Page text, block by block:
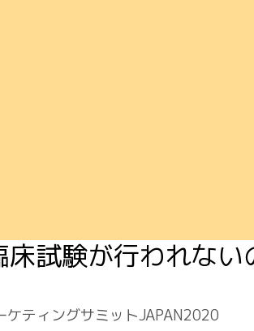
試験が行われな
ケティングサミットJAPAN2020